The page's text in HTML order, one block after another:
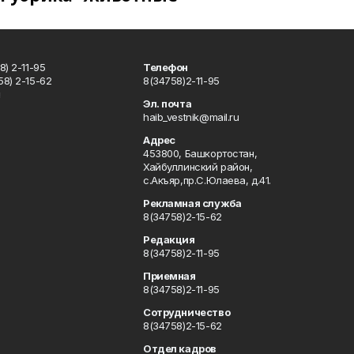
2-11-95
2-15-62
Телефон
8(34758)2-11-95
Эл. почта
haib_vestnik@mail.ru
Адрес
453800, Башкортостан,
Хайбуллинский район,
с.Акъяр,пр.С.Юлаева, д.41.
Рекламная служба
8(34758)2-15-62
Редакция
8(34758)2-11-95
Приемная
8(34758)2-11-95
Сотрудничество
8(34758)2-15-62
Отдел кадров